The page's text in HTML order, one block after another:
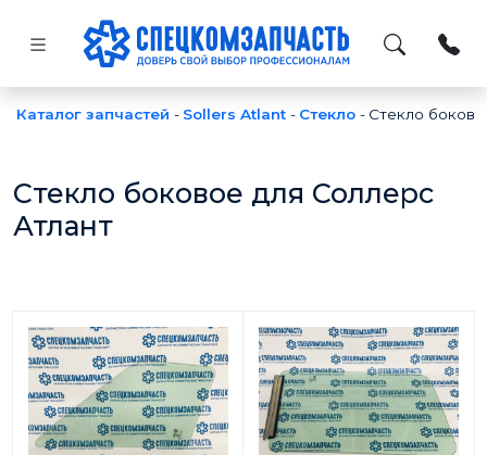
Каталог запчастей - Sollers Atlant - Стекло - Стекло
Стекло боковое для Соллерс
Атлант